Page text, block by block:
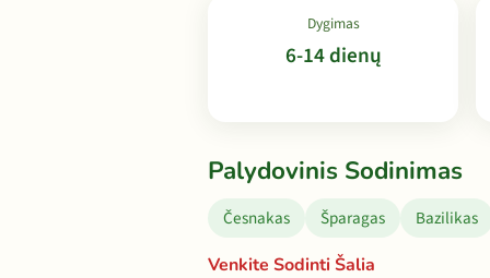
Dygimas
6-14 dienų
Palydovinis Sodinimas
Česnakas Šparagas Bazilikas
Venkite Sodinti Šalia